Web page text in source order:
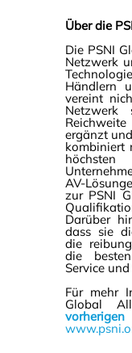
Über die
Die PSNI
Netzwerk
Händlern
vereint
ergänzt
kombiniert
AV-
zur PSNI
Darüber
dass sie
die
die
Service
Für mehr
Global
vorherigen